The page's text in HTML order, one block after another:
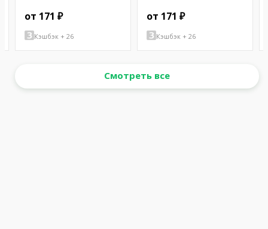
от 171 ₽
Кэшбэк + 26
от 171 ₽
Кэшбэк + 26
Смотреть все